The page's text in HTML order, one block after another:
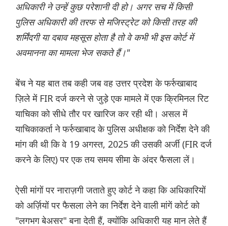
अधिकारी ने उन्हें कुछ परेशानी दी हो। अगर सच में किसी
पुलिस अधिकारी की तरफ से मजिस्ट्रेट को किसी तरह की
शर्मिंदगी या दबाव महसूस होता है तो वे कभी भी इस कोर्ट में
अवमानना ​​का मामला भेज सकते हैं।"
बेंच ने यह बात तब कही जब वह उत्तर प्रदेश के फर्रुखाबाद
ज़िले में FIR दर्ज करने से जुड़े एक मामले में एक क्रिमिनल रिट
याचिका को सीधे तौर पर खारिज कर रही थी। असल में
याचिकाकर्ता ने फर्रुखाबाद के पुलिस अधीक्षक को निर्देश देने की
मांग की थी कि वे 19 अगस्त, 2025 की उसकी अर्जी (FIR दर्ज
करने के लिए) पर एक तय समय सीमा के अंदर फैसला लें।
ऐसी मांगों पर नाराज़गी जताते हुए कोर्ट ने कहा कि अधिकारियों
को अर्ज़ियों पर फैसला लेने का निर्देश देने वाली मांगें कोर्ट को
"लगभग बेअसर" बना देती हैं, क्योंकि अधिकारी यह मान लेते हैं